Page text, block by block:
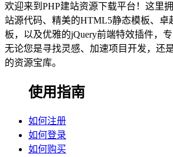
欢迎来到PHP建站资源下载平台！这里
站源代码、精美的HTML5静态模板、卓
板，以及优雅的jQuery前端特效插件，专
无论您是寻找灵感、加速项目开发，还
的资源宝库。
使用指南
如何注册
如何登录
如何购买